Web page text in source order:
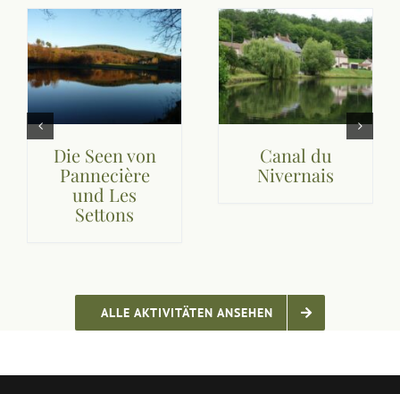
Die Seen von
Pannecière
und Les
Settons
Canal du
Nivernais
ALLE AKTIVITÄTEN ANSEHEN